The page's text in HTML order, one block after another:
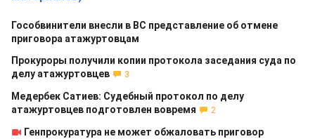
Гособвинители внесли в ВС представление об отмене
приговора атажуртовцам
Прокуроры получили копии протокола заседания суда по
делу атажуртовцев
3
Медербек Сатиев: Судебный протокол по делу
атажуртовцев подготовлен вовремя
2
Генпрокуратура не может обжаловать приговор